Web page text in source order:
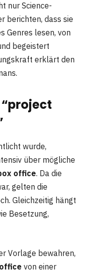
nur Science-
berichten, dass sie
Genres lesen, von
begeistert
erklärt den
wurde,
über mögliche
office. Da die
gelten die
Gleichzeitig hängt
Besetzung,
Vorlage bewahren,
von einer